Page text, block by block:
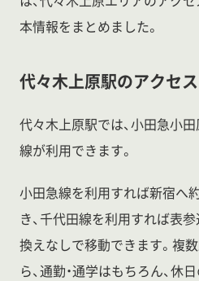
本情報をまとめました。
代々木上原駅のアクセス
代々木上原駅では、小田急小
線が利用できます。
小田急線を利用すれば新宿へ
き、千代田線を利用すれば表
換えなしで移動できます。複
ら、通勤・通学はもちろん、休